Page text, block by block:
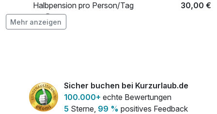
Halbpension pro Person/Tag 30,00 €
pro Person
pro Stück
Sauna 1,5h 15,00 €
Mehr anzeigen
Sicher buchen bei Kurzurlaub.de
100.000+ echte Bewertungen
5 Sterne, 99 % positives Feedback